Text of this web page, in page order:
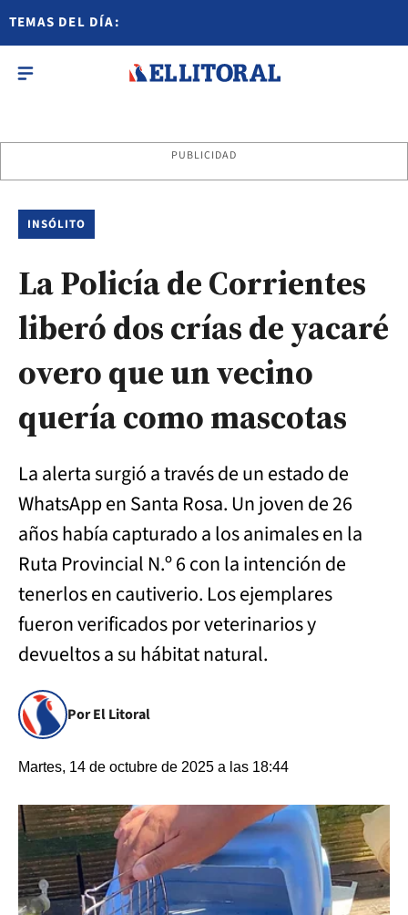
TEMAS DEL DÍA:
PUBLICIDAD
INSÓLITO
La Policía de Corrientes
liberó dos crías de yacaré
overo que un vecino
quería como mascotas
La alerta surgió a través de un estado de
WhatsApp en Santa Rosa. Un joven de 26
años había capturado a los animales en la
Ruta Provincial N.º 6 con la intención de
tenerlos en cautiverio. Los ejemplares
fueron verificados por veterinarios y
devueltos a su hábitat natural.
Por El Litoral
Martes, 14 de octubre de 2025 a las 18:44